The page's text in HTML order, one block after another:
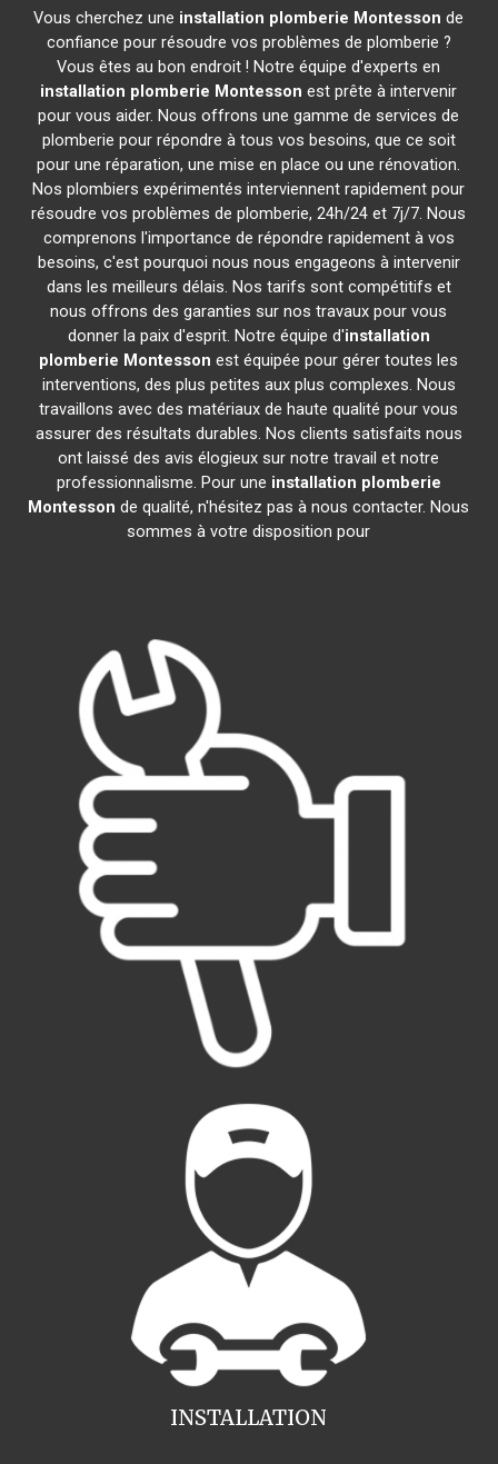
Vous cherchez une installation plomberie Montesson de
confiance pour résoudre vos problèmes de plomberie ?
Vous êtes au bon endroit ! Notre équipe d'experts en
installation plomberie Montesson est prête à intervenir
pour vous aider. Nous offrons une gamme de services de
plomberie pour répondre à tous vos besoins, que ce soit
pour une réparation, une mise en place ou une rénovation.
Nos plombiers expérimentés interviennent rapidement pour
résoudre vos problèmes de plomberie, 24h/24 et 7j/7. Nous
comprenons l'importance de répondre rapidement à vos
besoins, c'est pourquoi nous nous engageons à intervenir
dans les meilleurs délais. Nos tarifs sont compétitifs et
nous offrons des garanties sur nos travaux pour vous
donner la paix d'esprit. Notre équipe d'installation
plomberie Montesson est équipée pour gérer toutes les
interventions, des plus petites aux plus complexes. Nous
travaillons avec des matériaux de haute qualité pour vous
assurer des résultats durables. Nos clients satisfaits nous
ont laissé des avis élogieux sur notre travail et notre
professionnalisme. Pour une installation plomberie
Montesson de qualité, n'hésitez pas à nous contacter. Nous
sommes à votre disposition pour
INSTALLATION